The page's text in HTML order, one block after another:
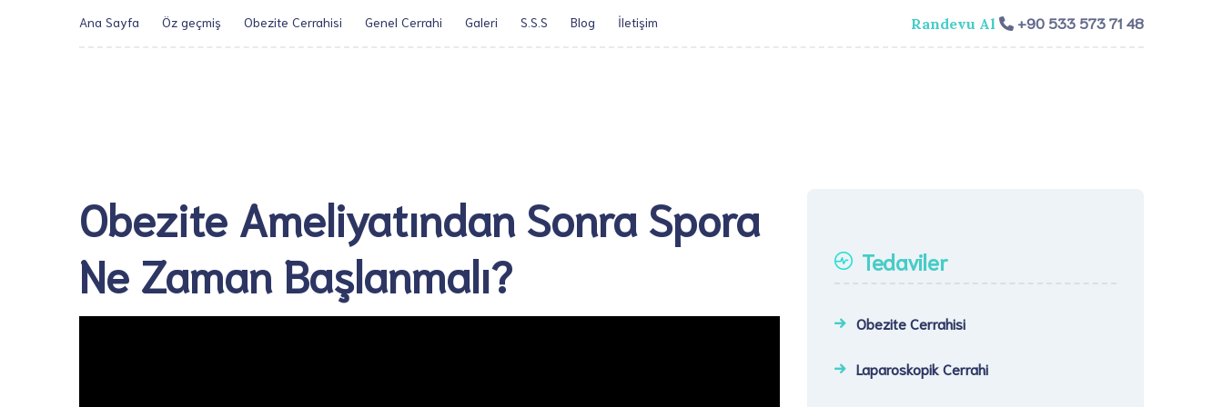
Ana Sayfa Öz geçmiş Obezite Cerrahisi Genel Cerrahi Galeri S.S.S Blog İletişim​ Randevu Al +90 533 573 71 48
Obezite Ameliyatından Sonra Spora
Ne Zaman Başlanmalı?
Tedaviler
Obezite Cerrahisi
Laparoskopik Cerrahi​